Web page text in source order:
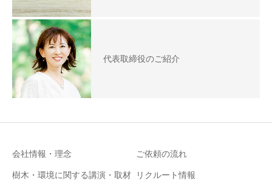
代表取締役のご紹介
会社情報・理念 ご依頼の流れ
樹木・環境に関する講演・取材
リクルート情報